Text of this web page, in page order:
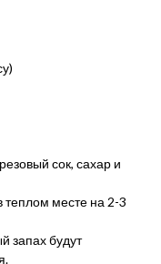
сок, сахар и
теплом месте на 2-3
запах будут